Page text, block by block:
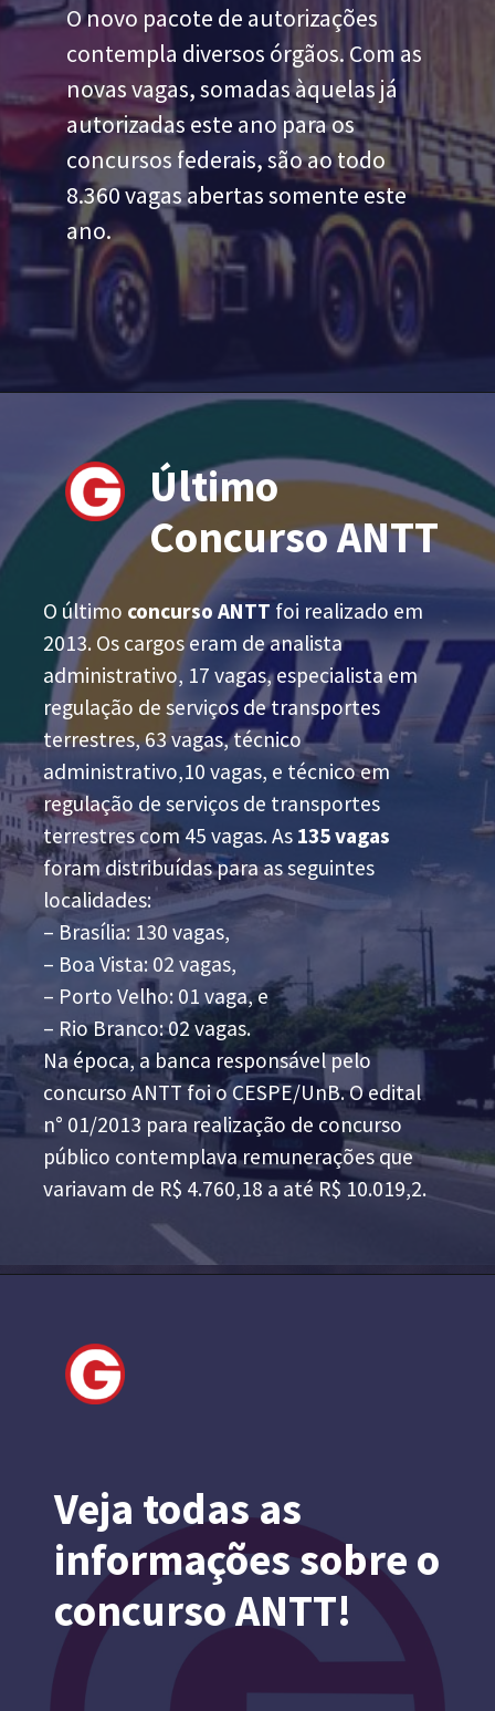
O novo pacote de autorizações
contempla diversos órgãos. Com as
novas vagas, somadas àquelas já
autorizadas este ano para os
concursos federais, são ao todo
8.360 vagas abertas somente este
ano.
Último
Concurso ANTT
O último concurso ANTT foi realizado em
2013. Os cargos eram de analista
administrativo, 17 vagas, especialista em
regulação de serviços de transportes
terrestres, 63 vagas, técnico
administrativo,10 vagas, e técnico em
regulação de serviços de transportes
terrestres com 45 vagas. As 135 vagas
foram distribuídas para as seguintes
localidades:
– Brasília: 130 vagas,
– Boa Vista: 02 vagas,
– Porto Velho: 01 vaga, e
– Rio Branco: 02 vagas.
Na época, a banca responsável pelo
concurso ANTT foi o CESPE/UnB. O edital
n° 01/2013 para realização de concurso
público contemplava remunerações que
variavam de R$ 4.760,18 a até R$ 10.019,2.
Veja todas as
informações sobre o
concurso ANTT!